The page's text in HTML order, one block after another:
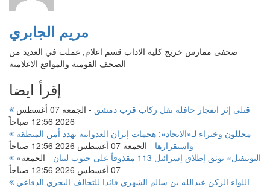
مريم الجابري
صحفى ممارس خريج كلية الاداب قسم اعلام, عملت في العديد من
الصحف القومية والمواقع الاعلامية
إقرأ ايضا
قتلى إثر انفجار حافلة نقل ركاب قرب دمشق -
الجمعة 07 أغسطس
2026 12:56 صباحاً
واستقرارها - الجمعة 07 أغسطس 2026 12:56 صباحاً
«اليونيفيل» توثق إطلاق إسرائيل 113 مقذوفاً على جنوب لبنان
- الجمعة
07 أغسطس 2026 12:56 صباحاً